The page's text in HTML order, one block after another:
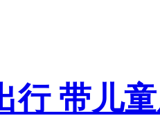
行 带儿